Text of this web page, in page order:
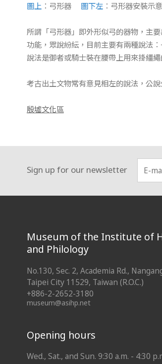
圖上：弓形器 圖下左：弓形器安裝示
所謂「弓形器」即外形似弓的器物，主
功能，眾說紛紜，目前主要有兩種說法
說法是御者或騎士裝在腰帶上用來掛繮
考古出土文物常有意見相左的說法，公
殷墟文化區
Sign up for our newsletter
:::
Museum of the Institute of
and Philology
No.130, Sec. 2, Academia Rd.,
Taipei City 11529, Taiwan (R.O.C.)
+886-2-2652-3180
museum@asihp.net
Opening hours
Wed., Sat., and Sun. 9:30 a.m. - 4:30